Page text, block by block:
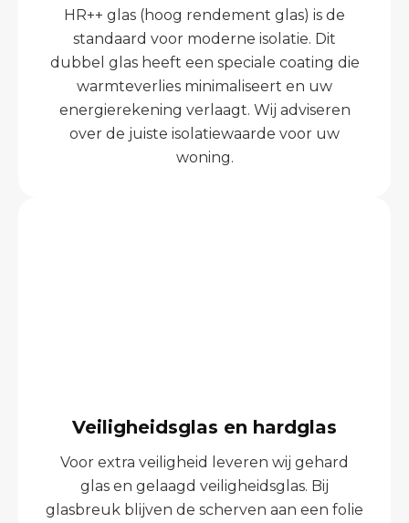
HR++ glas (hoog rendement glas) is de
standaard voor moderne isolatie. Dit
dubbel glas heeft een speciale coating die
warmteverlies minimaliseert en uw
energierekening verlaagt. Wij adviseren
over de juiste isolatiewaarde voor uw
woning.
Veiligheidsglas en hardglas
Voor extra veiligheid leveren wij gehard
glas en gelaagd veiligheidsglas. Bij
glasbreuk blijven de scherven aan een folie